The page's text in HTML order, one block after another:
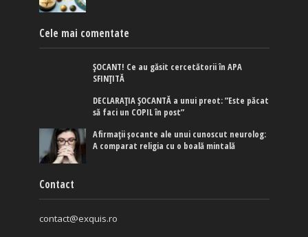
Cele mai comentate
ȘOCANT! Ce au găsit cercetătorii în APA
SFINȚITĂ
DECLARAȚIA ȘOCANTĂ a unui preot: ”Este păcat
să faci un COPIL în post”
Afirmaţii şocante ale unui cunoscut neurolog:
A comparat religia cu o boală mintală
Contact
contact@exquis.ro